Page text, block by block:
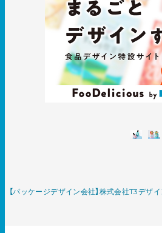
【パッケージデザイン会社】株式会社T3デザ